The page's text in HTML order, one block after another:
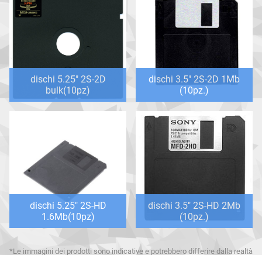
dischi 5.25" 2S-2D
bulk(10pz)
dischi 3.5" 2S-2D 1Mb
(10pz.)
dischi 5.25" 2S-HD
1.6Mb(10pz)
dischi 3.5" 2S-HD 2Mb
(10pz.)
*Le immagini dei prodotti sono indicative e potrebbero differire dalla realtà